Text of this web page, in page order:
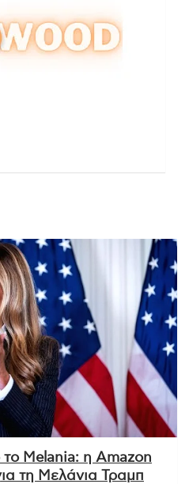
Melania: η Amazon
τη Μελάνια Τραμπ